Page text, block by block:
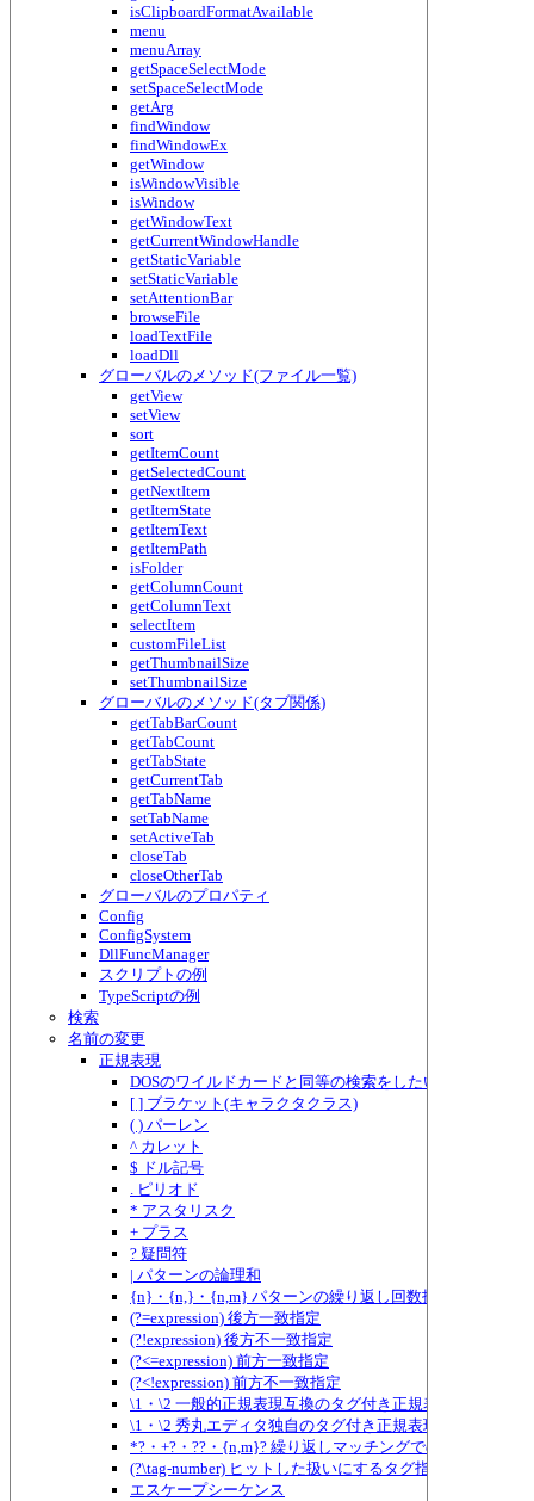
isClipboardFormatAvailable
menu
menuArray
getSpaceSelectMode
setSpaceSelectMode
getArg
findWindow
findWindowEx
getWindow
isWindowVisible
isWindow
getWindowText
getCurrentWindowHandle
getStaticVariable
setStaticVariable
setAttentionBar
browseFile
loadTextFile
loadDll
グローバルのメソッド(ファイル一覧)
getView
setView
sort
getItemCount
getSelectedCount
getNextItem
getItemState
getItemText
getItemPath
isFolder
getColumnCount
getColumnText
selectItem
customFileList
getThumbnailSize
setThumbnailSize
グローバルのメソッド(タブ関係)
getTabBarCount
getTabCount
getTabState
getCurrentTab
getTabName
setTabName
setActiveTab
closeTab
closeOtherTab
グローバルのプロパティ
Config
ConfigSystem
DllFuncManager
スクリプトの例
TypeScriptの例
検索
名前の変更
正規表現
DOSのワイルドカードと同等の検索をしたい場合
[ ] ブラケット(キャラクタクラス)
( ) パーレン
^ カレット
$ ドル記号
. ピリオド
* アスタリスク
+ プラス
? 疑問符
| パターンの論理和
{n}・{n,}・{n,m} パターンの繰り返し回数指定
(?=expression) 後方一致指定
(?!expression) 後方不一致指定
(?<=expression) 前方一致指定
(?<!expression) 前方不一致指定
\1・\2 一般的正規表現互換のタグ付き正規表現
\1・\2 秀丸エディタ独自のタグ付き正規表現
*?・+?・??・{n,m}? 繰り返しマッチングでのものぐさ指定
(?\tag-number) ヒットした扱いにするタグ指定
エスケープシーケンス